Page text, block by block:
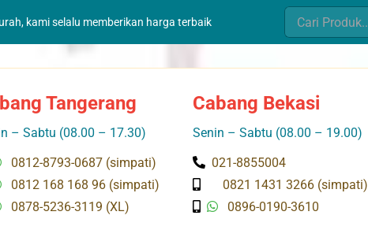
kami selalu memberikan harga terbaik
Search
for:
Tangerang
– Sabtu (08.00 – 17.30)
0812-8793-0687 (simpati)
0812 168 168 96 (simpati)
0878-5236-3119 (XL)
Cabang Bekasi
Senin – Sabtu (08.00 – 19.00)
021-8855004
0821 1431 3266 (simpati)
0896-0190-3610